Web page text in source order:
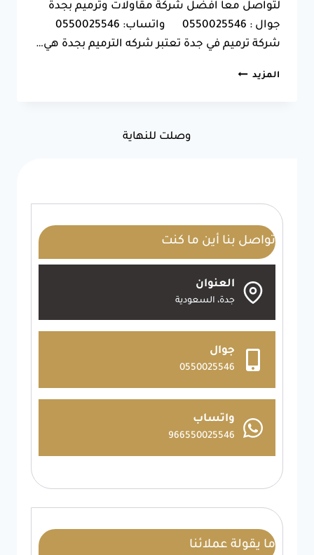
لتواصل معا افضل شركة مقاولات وترميم بجدة
جوال : 0550025546 واتساب: 0550025546
شركة ترميم في جدة تعتبر شركه الترميم بجدة هي…
المزيد شركة
ت:0550025546
شروخ
وصلت للنهاية
تواصل بنا أين ما كنت
العنوان
جدة، السعودية
جوال
0550025546
واتساب
966550025546
ما يقولة عملائنا